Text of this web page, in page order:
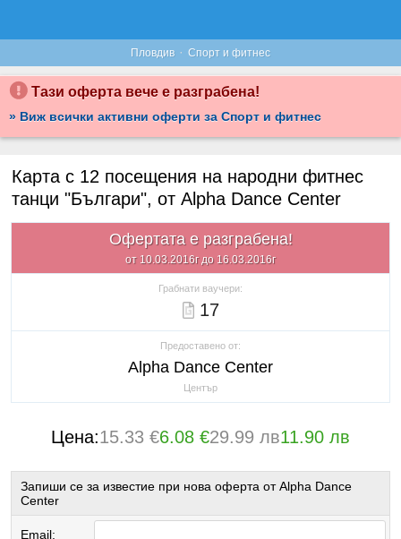
Пловдив · Спорт и фитнес
Тази оферта вече е разграбена!
» Виж всички активни оферти за Спорт и фитнес
Карта с 12 посещения на народни фитнес
танци "Българи", от Alpha Dance Center
Офертата е разграбена!
от 10.03.2016г до 16.03.2016г
Грабнати ваучери:
17
Предоставено от:
Alpha Dance Center
Център
Цена:15.33 €6.08 €29.99 лв11.90 лв
Запиши се за известие при нова оферта от Alpha Dance
Center
Email: